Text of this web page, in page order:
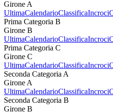
Girone A
UltimaCalendarioClassificaIncroci
Prima Categoria B
Girone B
UltimaCalendarioClassificaIncroci
Prima Categoria C
Girone C
UltimaCalendarioClassificaIncroci
Seconda Categoria A
Girone A
UltimaCalendarioClassificaIncroci
Seconda Categoria B
Girone B